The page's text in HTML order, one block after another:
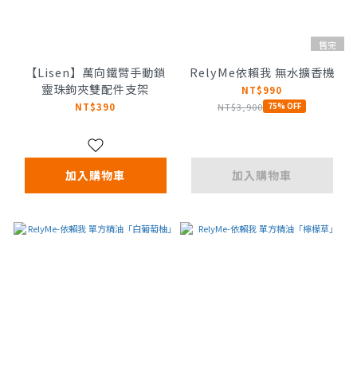
【Lisen】萬向鐵臂手動鎖
靈珠鉤夾雙配件支架
NT$390
加入購物車
售完
RelyMe依賴我 無水擴香機
NT$990
NT$3,900 75% OFF
加入購物車